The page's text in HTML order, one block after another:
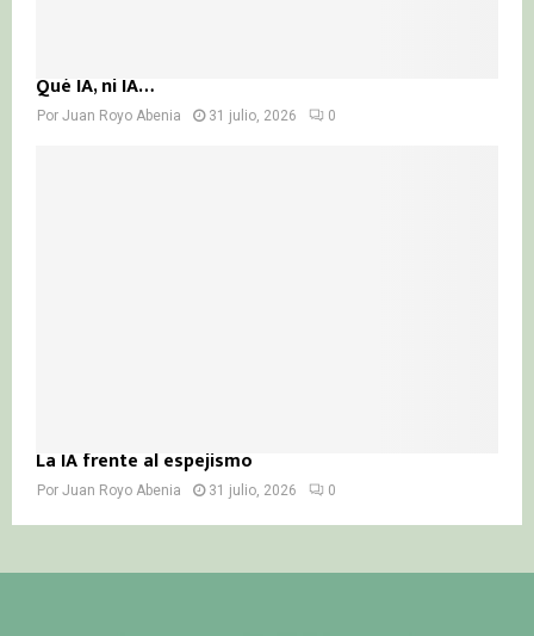
Qué IA, ni IA…
Por Juan Royo Abenia 31 julio, 2026 0
La IA frente al espejismo
Por Juan Royo Abenia 31 julio, 2026 0